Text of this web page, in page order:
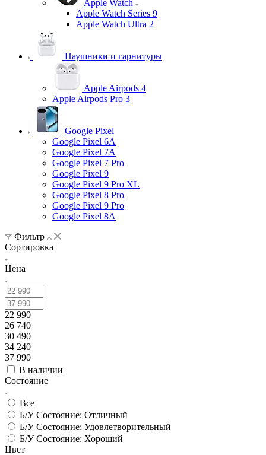
Apple Watch
Apple Watch Series 9
Apple Watch Ultra 2
Наушники и гарнитуры
Apple Airpods 4
Apple Airpods Pro 3
Google Pixel
Google Pixel 6A
Google Pixel 7А
Google Pixel 7 Pro
Google Pixel 9
Google Pixel 9 Pro XL
Google Pixel 8 Pro
Google Pixel 9 Pro
Google Pixel 8A
Фильтр
Сортировка
Цена
22 990
26 740
30 490
34 240
37 990
В наличии
Состояние
Все
Б/У Состояние: Отличный
Б/У Состояние: Удовлетворительный
Б/У Состояние: Хороший
Цвет